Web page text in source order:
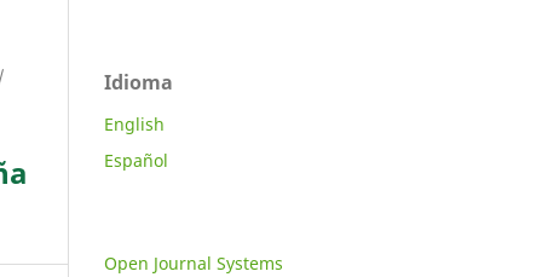
/
Idioma
English
Español
Open Journal Systems